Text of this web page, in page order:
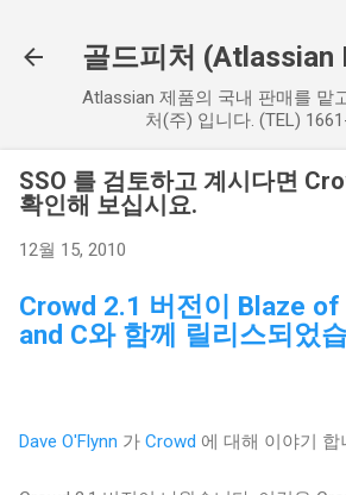
골드피처 (Atlassian
Atlassian 제품의 국내 판매를 맡
처(주) 입니다. (TEL)
SSO 를 검토하고 계시다면
확인해 보십시요.
12월 15, 2010
Crowd 2.1 버전이 Blaze of
and C와 함께 릴리스되었
Dave O'Flynn 가 Crowd 에 대해 이야기 합